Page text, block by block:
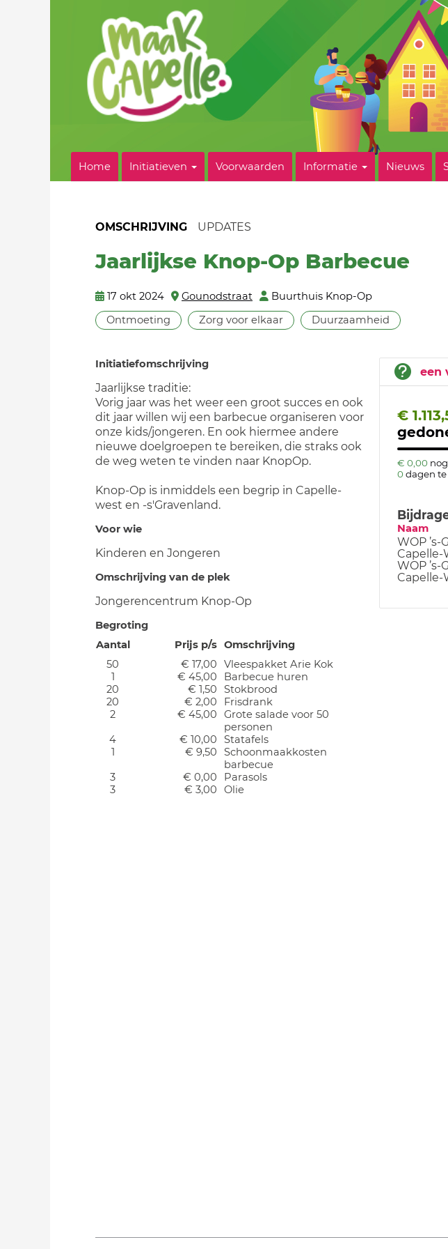
Home Initiatieven Voorwaarden Informatie Nieuws
OMSCHRIJVING UPDATES
Jaarlijkse Knop-Op Barbecue
17 okt 2024 Gounodstraat
Buurthuis Knop-Op
Ontmoeting
Zorg voor elkaar Duurzaamheid
een
€
€ 0,00
0 dagen te
Naam
WOP ’s-
Capelle-
WOP ’s-
Capelle-
Initiatiefomschrijving
Jaarlijkse traditie:
Vorig jaar was het weer een groot succes en ook
dit jaar willen wij een barbecue organiseren voor
onze kids/jongeren. En ook hiermee andere
nieuwe doelgroepen te bereiken, die straks ook
de weg weten te vinden naar KnopOp.
Knop-Op is inmiddels een begrip in Capelle-
west en -s'Gravenland.
Voor wie
Kinderen en Jongeren
Omschrijving van de plek
Jongerencentrum Knop-Op
Begroting
Aantal
Prijs p/s Omschrijving
50
€ 17,00
Vleespakket Arie Kok
1
€ 45,00
Barbecue huren
20
€ 1,50
Stokbrood
20
€ 2,00
Frisdrank
2
€ 45,00
Grote salade voor 50
personen
4
€ 10,00
Statafels
1
€ 9,50
Schoonmaakkosten
barbecue
3
€ 0,00
Parasols
3
€ 3,00 Olie